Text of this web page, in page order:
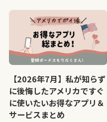
【2026年7月】私が知らず
に後悔したアメリカですぐ
に使いたいお得なアプリ＆
サービスまとめ